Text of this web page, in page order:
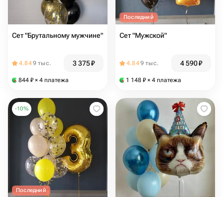
Сет "Брутальному мужчине"
4.849 тыс. 3 375₽
844 ₽ × 4 платежа
Последний
Сет "Мужской"
4.849 тыс. 4 590₽
1 148 ₽ × 4 платежа
-10%
Последний